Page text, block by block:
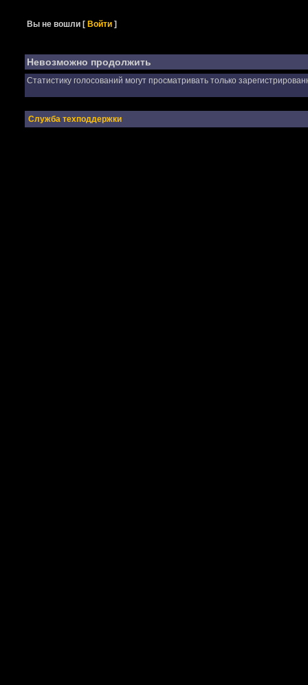
Вы не вошли [Войти ]
Невозможно продолжить
Статистику голосований могут просматривать только
Служба техподдержки